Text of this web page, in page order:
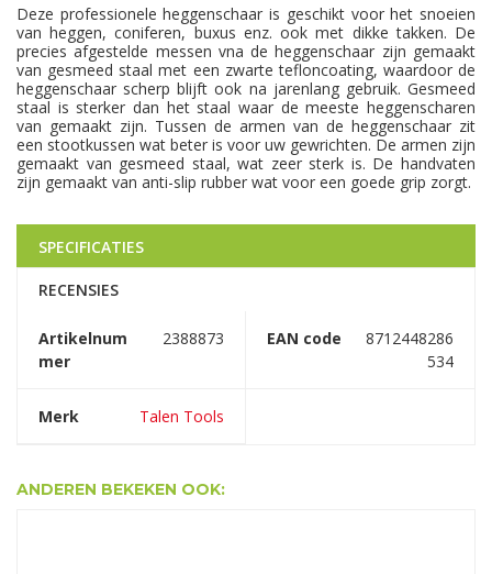
Deze professionele heggenschaar is geschikt voor het snoeien
van heggen, coniferen, buxus enz. ook met dikke takken. De
precies afgestelde messen vna de heggenschaar zijn gemaakt
van gesmeed staal met een zwarte tefloncoating, waardoor de
heggenschaar scherp blijft ook na jarenlang gebruik. Gesmeed
staal is sterker dan het staal waar de meeste heggenscharen
van gemaakt zijn. Tussen de armen van de heggenschaar zit
een stootkussen wat beter is voor uw gewrichten. De armen zijn
gemaakt van gesmeed staal, wat zeer sterk is. De handvaten
zijn gemaakt van anti-slip rubber wat voor een goede grip zorgt.
SPECIFICATIES
RECENSIES
Artikelnum
mer
2388873 EAN code
8712448286
534
Merk Talen Tools
ANDEREN BEKEKEN OOK: